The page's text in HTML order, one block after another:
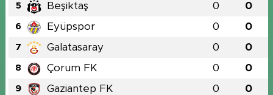
5 Beşiktaş 0 0
6 Eyüpspor 0 0
7 Galatasaray 0 0
8 Çorum FK 0 0
9 Gaziantep FK 0 0